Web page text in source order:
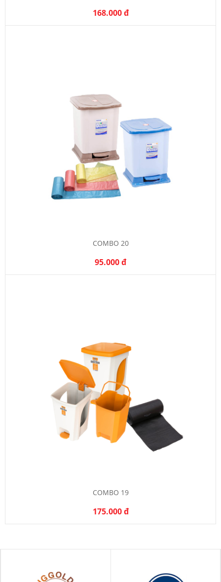
168.000 đ
COMBO 20
95.000 đ
COMBO 19
175.000 đ